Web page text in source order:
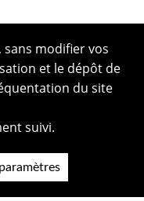
modifier vos
et le dépôt de
du site
suivi.